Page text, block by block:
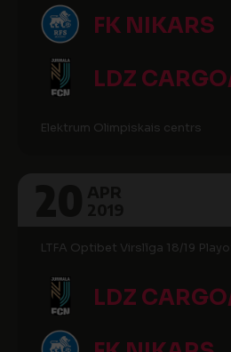
FK NIKARS
LDZ
Elektrum Olimpiskais centrs
LTFA Optibet Virslīga 18/19
LDZ